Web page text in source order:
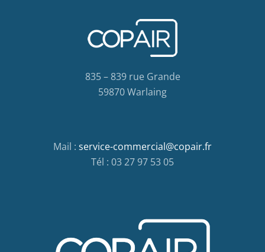
835 – 839 rue Grande
59870 Warlaing
Mail : service-commercial@copair.fr
Tél : 03 27 97 53 05